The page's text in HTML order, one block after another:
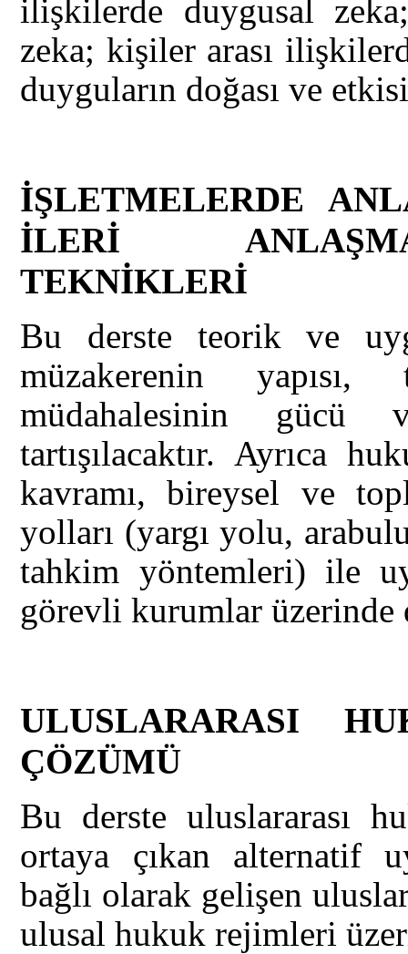
ilişkilerde duygusal
zeka; kişiler arası
duyguların doğası ve
İŞLETMELERDE
İLERİ
TEKNİKLERİ
Bu derste teorik ve
müzakerenin
müdahalesinin
tartışılacaktır. Ayrıca
kavramı, bireysel ve
yolları (yargı yolu,
tahkim yöntemleri) ile
görevli kurumlar üzerinde
ULUSLARARASI
ÇÖZÜMÜ
Bu derste uluslararası
ortaya çıkan alternatif
bağlı olarak gelişen
ulusal hukuk rejimleri